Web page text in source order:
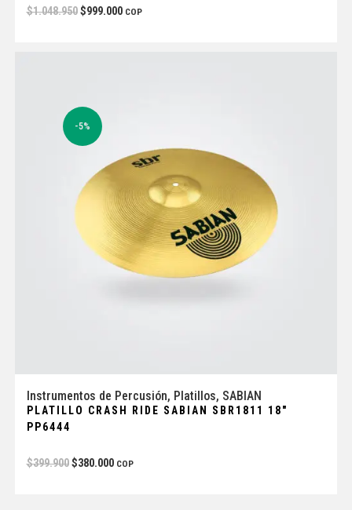
$1.048.950 $999.000 COP
-5%
Instrumentos de Percusión, Platillos, SABIAN
PLATILLO CRASH RIDE SABIAN SBR1811 18″
PP6444
$399.900 $380.000 COP